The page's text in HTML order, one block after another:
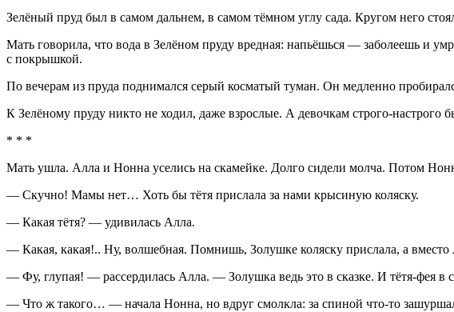
Зелёный пруд был в самом дальнем, в самом тёмном углу сада. Кругом него
Мать говорила, что вода в Зелёном пруду вредная: напьёшься — заболеешь и
с покрышкой.
По вечерам из пруда поднимался серый косматый туман. Он медленно
К Зелёному пруду никто не ходил, даже взрослые. А девочкам строго-настрого
* * *
Мать ушла. Алла и Нонна уселись на скамейке. Долго сидели молча. Потом
— Скучно! Мамы нет… Хоть бы тётя прислала за нами крысиную коляску.
— Какая тётя? — удивилась Алла.
— Какая, какая!.. Ну, волшебная. Помнишь, Золушке коляску прислала, а
— Фу, глупая! — рассердилась Алла. — Золушка ведь это в сказке. И тётя-фея в
— Что ж такого… — начала Нонна, но вдруг смолкла: за спиной что-то